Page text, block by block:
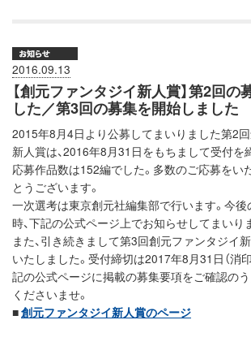
2016.09.13
【創元ファンタジイ新人賞】第2回の
した／第3回の募集を開始しました
2015年8月4日より公募してまいりました第2
新人賞は、2016年8月31日をもちまして受付を
応募作品数は152編でした。多数のご応募をい
とうございます。
一次選考は東京創元社編集部で行います。今
時、下記の公式ページ上でお知らせしてまいり
また、引き続きまして第3回創元ファンタジイ
いたしました。受付締切は2017年8月31日（消
記の公式ページに掲載の募集要項をご確認のう
くださいませ。
■創元ファンタジイ新人賞のページ